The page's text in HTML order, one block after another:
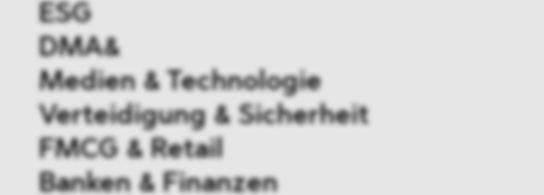
ESG
DMA&
Medien & Technologie
Verteidigung & Sicherheit
FMCG & Retail
Banken & Finanzen